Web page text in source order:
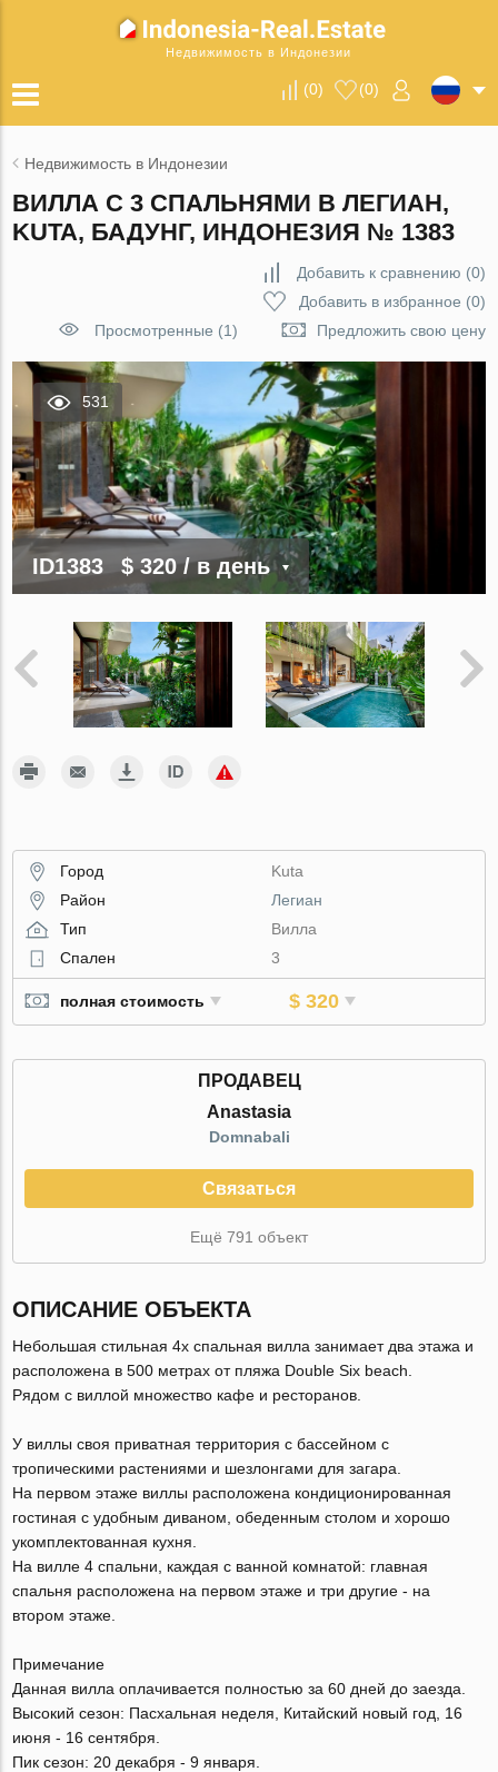
Недвижимость в Индонезии
(0) (0)
Недвижимость в Индонезии
ВИЛЛА С 3 СПАЛЬНЯМИ В ЛЕГИАН,
KUTA, БАДУНГ, ИНДОНЕЗИЯ № 1383
Добавить к сравнению (0)
Добавить в избранное (0)
Просмотренные (1)
Предложить свою цену
531
ID1383 $ 320/ в день
Город
Kuta
Район
Легиан
Тип
Вилла
Спален
3
полная стоимость $ 320
ПРОДАВЕЦ
Anastasia
Domnabali
Связаться
Ещё 791 объект
ОПИСАНИЕ ОБЪЕКТА
Небольшая стильная 4х спальная вилла занимает два этажа и
расположена в 500 метрах от пляжа Double Six beach.
Рядом с виллой множество кафе и ресторанов.
У виллы своя приватная территория с бассейном с
тропическими растениями и шезлонгами для загара.
На первом этаже виллы расположена кондиционированная
гостиная с удобным диваном, обеденным столом и хорошо
укомплектованная кухня.
На вилле 4 спальни, каждая с ванной комнатой: главная
спальня расположена на первом этаже и три другие - на
втором этаже.
Примечание
Данная вилла оплачивается полностью за 60 дней до заезда.
Высокий сезон: Пасхальная неделя, Китайский новый год, 16
июня - 16 сентября.
Пик сезон: 20 декабря - 9 января.